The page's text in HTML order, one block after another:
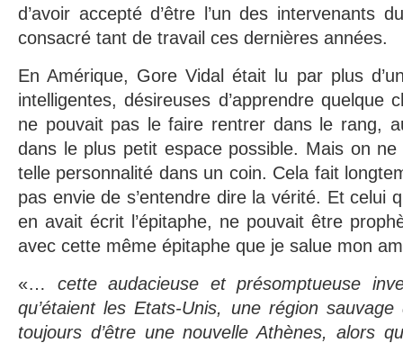
d’avoir accepté d’être l’un des intervenants
consacré tant de travail ces dernières années.
En Amérique, Gore Vidal était lu par plus
intelligentes, désireuses d’apprendre quelque
ne pouvait pas le faire rentrer dans le rang,
dans le plus petit espace possible. Mais on
telle personnalité dans un coin. Cela fait
pas envie de s’entendre dire la vérité. Et celui
en avait écrit l’épitaphe, ne pouvait être
avec cette même épitaphe que je salue mon
«… cette audacieuse et présomptueuse
qu’étaient les Etats-Unis, une région
toujours d’être une nouvelle Athènes, alors